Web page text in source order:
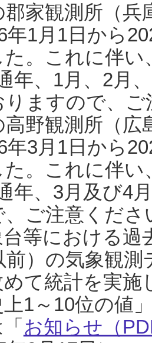
家観測所（
年1月1日から
。これに伴い
年、1月、2月
りますので、
野観測所（
年3月1日から
。これに伴い
年、3月及び4
、ご注意くだ
等における過
前）の気象観
て統計を実
上1～10位の値
お知らせ（